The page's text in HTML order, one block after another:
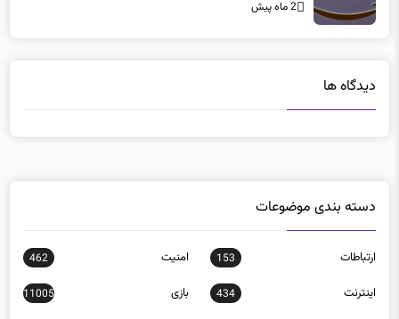
2 ماه پیش
دیدگاه ها
دسته بندی موضوعات
ارتباطات 153 امنيت 462
اينترنت 434 بازی 11005